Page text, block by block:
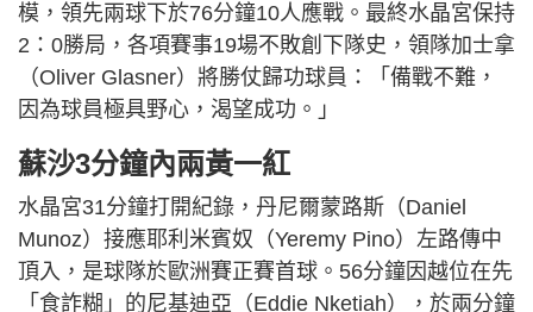
模，領先兩球下於76分鐘10人應戰。最終水晶宮保持
2：0勝局，各項賽事19場不敗創下隊史，領隊加士拿
（Oliver Glasner）將勝仗歸功球員：「備戰不難，
因為球員極具野心，渴望成功。」
蘇沙3分鐘內兩黃一紅
水晶宮31分鐘打開紀錄，丹尼爾蒙路斯（Daniel
Munoz）接應耶利米賓奴（Yeremy Pino）左路傳中
頂入，是球隊於歐洲賽正賽首球。56分鐘因越位在先
「食詐糊」的尼基迪亞（Eddie Nketiah），於兩分鐘